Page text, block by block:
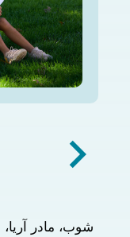
شوب، مادر آریا،